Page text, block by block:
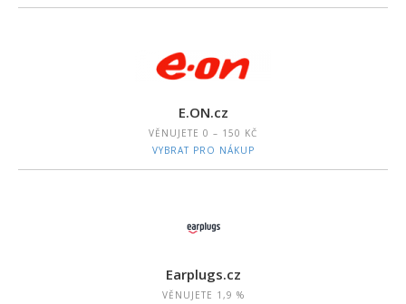
E.ON.cz
VĚNUJETE 0 – 150 KČ
VYBRAT PRO NÁKUP
Earplugs.cz
VĚNUJETE 1,9 %